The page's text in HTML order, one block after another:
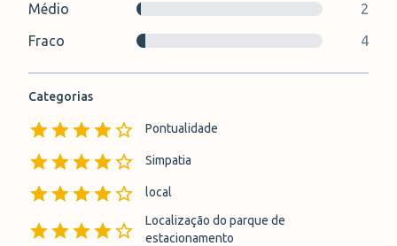
Médio
2
Fraco
4
Categorias
Pontualidade
Simpatia
local
Localização do parque de
estacionamento